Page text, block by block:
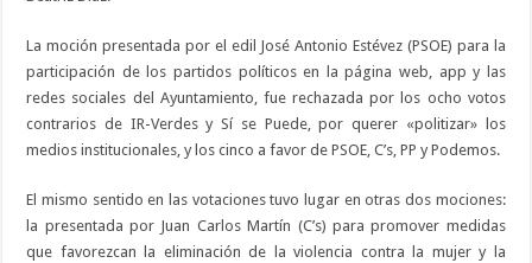
La moción presentada por el edil José Antonio Estévez (PSOE) para la
participación de los partidos políticos en la página web, app y las
redes sociales del Ayuntamiento, fue rechazada por los ocho votos
contrarios de IR-Verdes y Sí se Puede, por querer «politizar» los
medios institucionales, y los cinco a favor de PSOE, C’s, PP y Podemos.
El mismo sentido en las votaciones tuvo lugar en otras dos mociones:
la presentada por Juan Carlos Martín (C’s) para promover medidas
que favorezcan la eliminación de la violencia contra la mujer y la